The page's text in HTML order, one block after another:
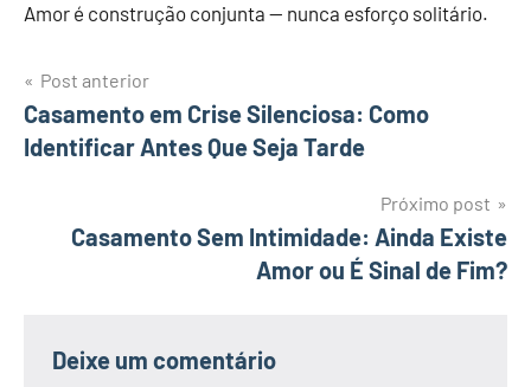
Amor é construção conjunta — nunca esforço solitário.
Navegação
de
Post anterior
Casamento em Crise Silenciosa: Como
Identificar Antes Que Seja Tarde
Próximo post
Casamento Sem Intimidade: Ainda Existe
Amor ou É Sinal de Fim?
Deixe um comentário